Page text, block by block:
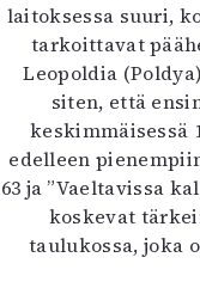
laitoksessa suuri,
tarkoittavat
Leopoldia
siten, että
keskimmäisessä
edelleen
63 ja ”Vaeltavissa
koskevat
taulukossa, joka